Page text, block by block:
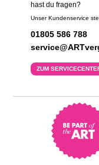
hast du fragen?
Unser Kundenservice
01805 586 788
ZUM